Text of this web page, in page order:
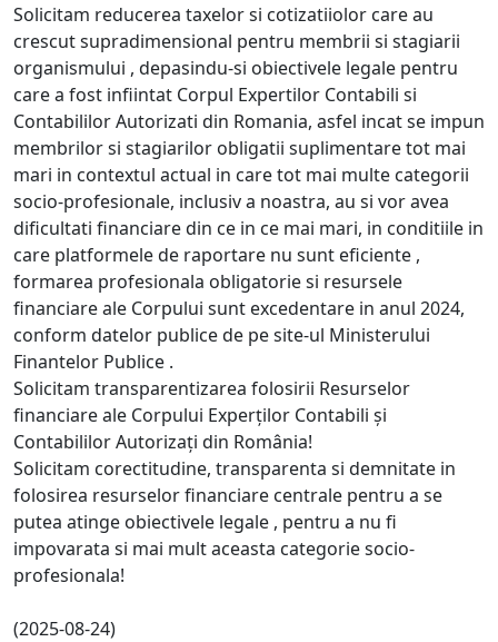
Solicitam reducerea taxelor si cotizatiiolor care au
crescut supradimensional pentru membrii si stagiarii
organismului , depasindu-si obiectivele legale pentru
care a fost infiintat Corpul Expertilor Contabili si
Contabililor Autorizati din Romania, asfel incat se impun
membrilor si stagiarilor obligatii suplimentare tot mai
mari in contextul actual in care tot mai multe categorii
socio-profesionale, inclusiv a noastra, au si vor avea
dificultati financiare din ce in ce mai mari, in conditiile in
care platformele de raportare nu sunt eficiente ,
formarea profesionala obligatorie si resursele
financiare ale Corpului sunt excedentare in anul 2024,
conform datelor publice de pe site-ul Ministerului
Finantelor Publice .
Solicitam transparentizarea folosirii Resurselor
financiare ale Corpului Experților Contabili și
Contabililor Autorizați din România!
Solicitam corectitudine, transparenta si demnitate in
folosirea resurselor financiare centrale pentru a se
putea atinge obiectivele legale , pentru a nu fi
impovarata si mai mult aceasta categorie socio-
profesionala!
(2025-08-24)